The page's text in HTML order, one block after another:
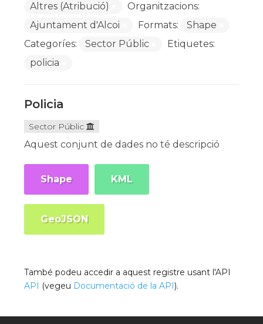
Altres (Atribució)
Organitzacions:
Ajuntament d'Alcoi
Formats:
Shape
Categoríes:
Sector Públic
Etiquetes:
policia
Policia
Sector Públic
Aquest conjunt de dades no té descripció
Shape KML
GeoJSON
També podeu accedir a aquest registre usant l'API
API (vegeu Documentació de la API).